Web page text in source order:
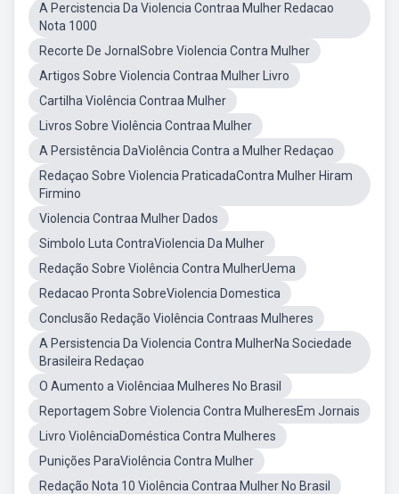
A Percistencia Da Violencia Contraa Mulher Redacao
Nota 1000
Recorte De JornalSobre Violencia Contra Mulher
Artigos Sobre Violencia Contraa Mulher Livro
Cartilha Violência Contraa Mulher
Livros Sobre Violência Contraa Mulher
A Persistência DaViolência Contra a Mulher Redaçao
Redaçao Sobre Violencia PraticadaContra Mulher Hiram
Firmino
Violencia Contraa Mulher Dados
Simbolo Luta ContraViolencia Da Mulher
Redação Sobre Violência Contra MulherUema
Redacao Pronta SobreViolencia Domestica
Conclusão Redação Violência Contraas Mulheres
A Persistencia Da Violencia Contra MulherNa Sociedade
Brasileira Redaçao
O Aumento a Violênciaa Mulheres No Brasil
Reportagem Sobre Violencia Contra MulheresEm Jornais
Livro ViolênciaDoméstica Contra Mulheres
Punições ParaViolência Contra Mulher
Redação Nota 10 Violência Contraa Mulher No Brasil